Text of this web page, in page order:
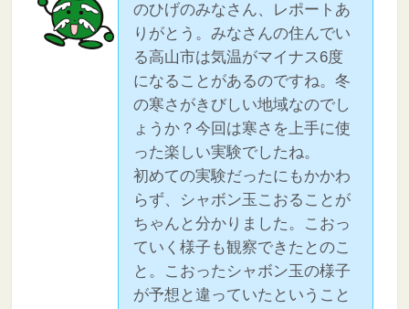
のひげのみなさん、レポートあ
りがとう。みなさんの住んでい
る高山市は気温がマイナス6度
になることがあるのですね。冬
の寒さがきびしい地域なのでし
ょうか？今回は寒さを上手に使
った楽しい実験でしたね。
初めての実験だったにもかかわ
らず、シャボン玉こおることが
ちゃんと分かりました。こおっ
ていく様子も観察できたとのこ
と。こおったシャボン玉の様子
が予想と違っていたということ